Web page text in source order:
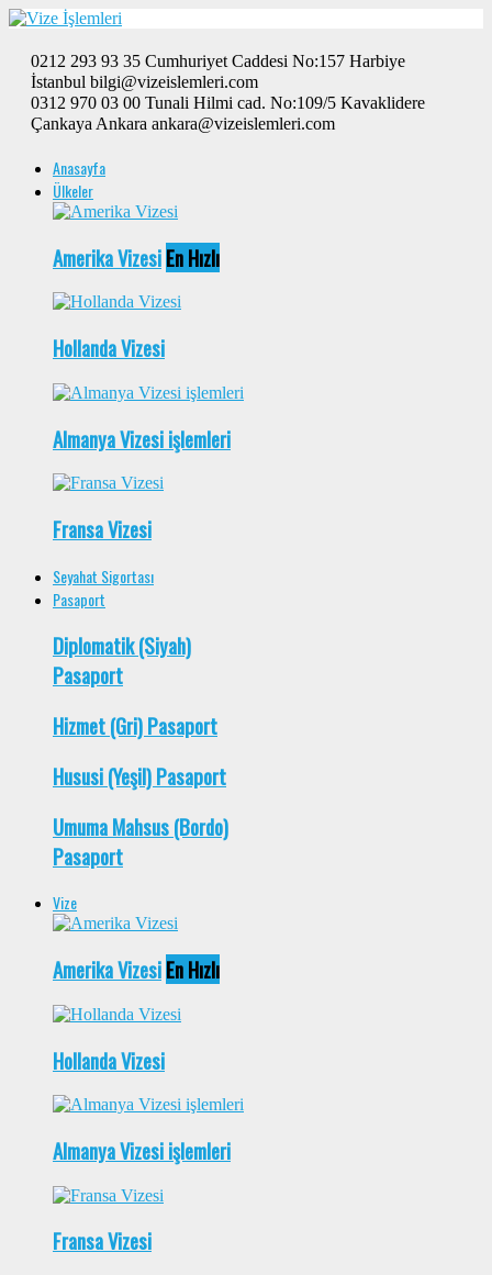
0212 293 93 35 Cumhuriyet Caddesi No:157 Harbiye
İstanbul bilgi@vizeislemleri.com
0312 970 03 00 Tunali Hilmi cad. No:109/5 Kavaklidere
Çankaya Ankara ankara@vizeislemleri.com
Anasayfa
Ülkeler
Amerika VizesiEn Hızlı
Hollanda Vizesi
Almanya Vizesi işlemleri
Fransa Vizesi
Seyahat Sigortası
Pasaport
Diplomatik (Siyah)
Pasaport
Hizmet (Gri) Pasaport
Hususi (Yeşil) Pasaport
Umuma Mahsus (Bordo)
Pasaport
Vize
Amerika VizesiEn Hızlı
Hollanda Vizesi
Almanya Vizesi işlemleri
Fransa Vizesi